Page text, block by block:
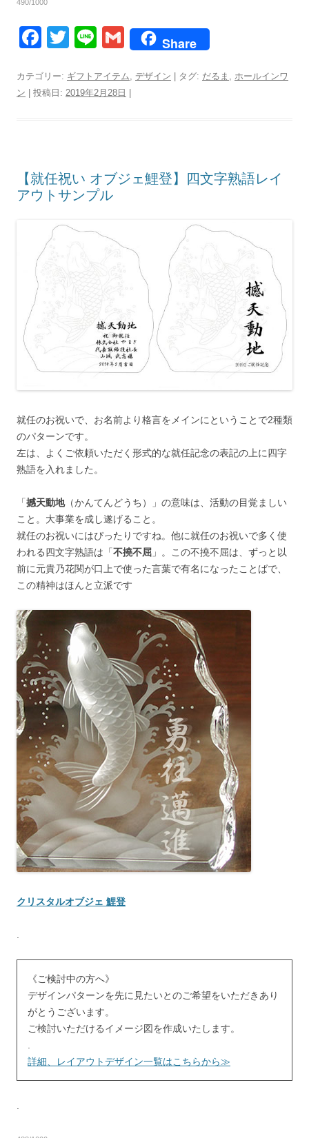
490/1000
F
c
e
o
k
T
tt
er
Li
e
G
ail
Share
カテゴリー: ギフトアイテム, デザイン | タグ: だるま , ホールインワ
ン | 投稿日: 2019年2月28日
【就任祝い オブジェ鯉登】四文字熟語レイ
アウトサンプル
就任のお祝いで、お名前より格言をメインにということで2種類
のパターンです。
左は、よくご依頼いただく形式的な就任記念の表記の上に四字
熟語を入れました。
「撼天動地（かんてんどうち）」の意味は、活動の目覚ましい
こと。大事業を成し遂げること。
就任のお祝いにはぴったりですね。他に就任のお祝いで多く使
われる四文字熟語は「不撓不屈 」。この不撓不屈は、ずっと以
前に元貴乃花関が口上で使った言葉で有名になったことばで、
この精神はほんと立派です
クリスタルオブジェ 鯉登
.
《ご検討中の方へ》
デザインパターンを先に見たいとのご希望をいただきあり
がとうございます。
ご検討いただけるイメージ図を作成いたします。
.
詳細、レイアウトデザイン一覧はこちらから≫
.